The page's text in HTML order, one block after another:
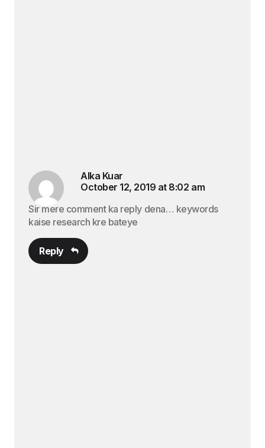
Alka Kuar
October 12, 2019 at 8:02 am
Sir mere comment ka reply dena… keywords
kaise research kre bateye
Reply